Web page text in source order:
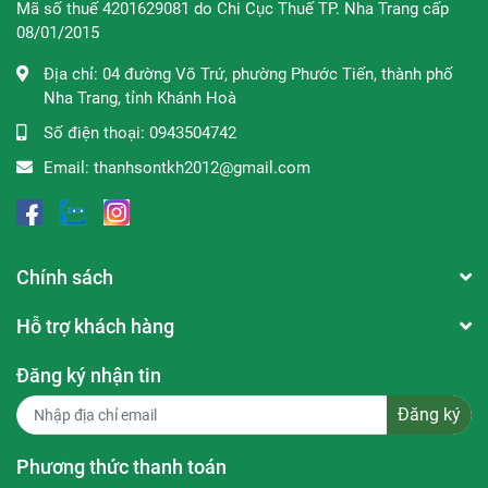
và phù hợp với mọi loại da.
+ Màu tím: Da dầu
+ Xanh dương: Da hỗn hợp thiên dầu
Mã số thuế 4201629081 do Chi Cục Thuế TP. Nha Trang cấp
08/01/2015
Địa chỉ: 04 đường Võ Trứ, phường Phước Tiến, thành phố
Nha Trang, tỉnh Khánh Hoà
Số điện thoại: 0943504742
Email: thanhsontkh2012@gmail.com
Chính sách
Hỗ trợ khách hàng
Đăng ký nhận tin
Đăng ký
Phương thức thanh toán